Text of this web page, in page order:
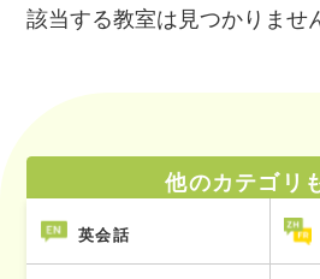
該当する教室は見つかりませ
他のカテゴリ
英会話